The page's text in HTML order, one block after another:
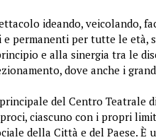
ideando,
permanenti per tutte le età,
e alla sinergia tra le
dove anche i
del Centro
ciascuno con i propri
della Città e del Paese.